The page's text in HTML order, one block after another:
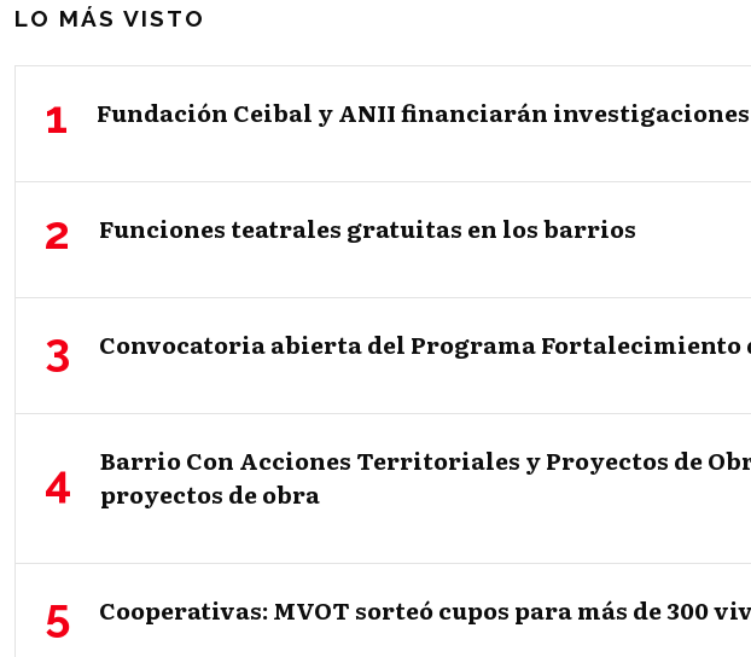
LO MÁS VISTO
Fundación Ceibal y ANII financiarán
Funciones teatrales gratuitas en los barrios
Convocatoria abierta del Programa Fortalecimiento
Barrio Con Acciones Territoriales y Proyectos de
proyectos de obra
Cooperativas: MVOT sorteó cupos para más de 300